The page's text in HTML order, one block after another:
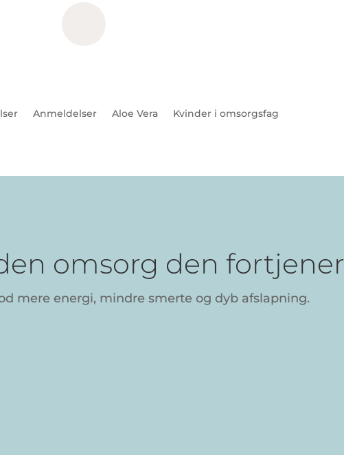
Anmeldelser Aloe Vera Kvinder i omsorgsfag
omsorg den fortjener
mere energi, mindre smerte og dyb afslapning.